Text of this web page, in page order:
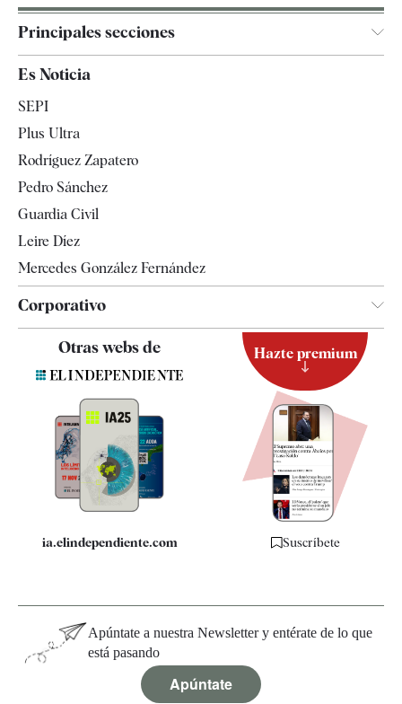
Principales secciones
España
Televisión
Es Noticia
SEPI
Plus Ultra
Rodríguez Zapatero
Pedro Sánchez
Guardia Civil
Leire Díez
Mercedes González Fernández
Corporativo
Contacto
Quiénes somos
Especificaciones
Otras webs de
ia.elindependiente.com
Hazte premium
Suscríbete
Apúntate a nuestra Newsletter y entérate de lo que
está pasando
Apúntate